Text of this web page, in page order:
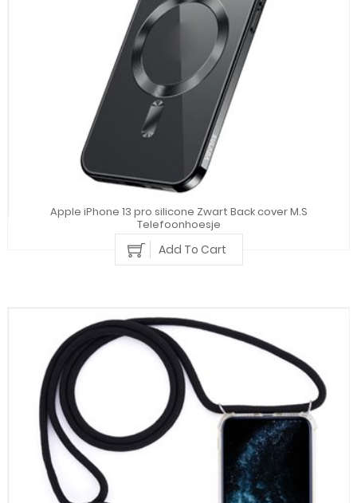
Apple iPhone 13 pro silicone Zwart Back cover M.S
Telefoonhoesje
Add To Cart